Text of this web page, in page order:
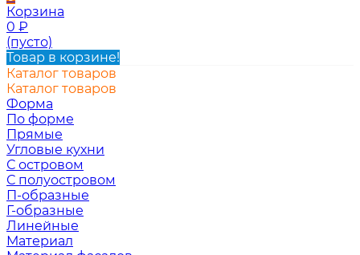
Корзина
0 ₽
(пусто)
Товар в корзине!
Каталог товаров
Каталог товаров
Форма
По форме
Прямые
Угловые кухни
С островом
С полуостровом
П-образные
Г-образные
Линейные
Материал